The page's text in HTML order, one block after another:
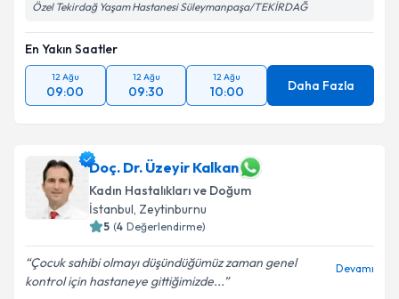
Özel Tekirdağ Yaşam Hastanesi Süleymanpaşa/TEKİRDAĞ
En Yakın Saatler
12 Ağu
09:00
12 Ağu
09:30
12 Ağu
10:00 Daha Fazla
Doç. Dr. Üzeyir Kalkan
Kadın Hastalıkları ve Doğum
İstanbul, Zeytinburnu
5 (4 Değerlendirme)
Çocuk sahibi olmayı düşündüğümüz zaman genel
kontrol için hastaneye gittiğimizde...
Devamı